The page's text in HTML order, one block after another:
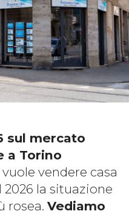
sul mercato
a Torino
vendere casa
2026 la situazione
rosea. Vediamo